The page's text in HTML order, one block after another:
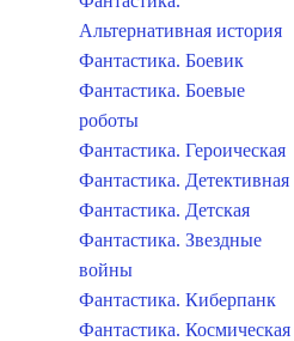
Альтернативная история
Фантастика. Боевик
Фантастика. Боевые
роботы
Фантастика. Героическая
Фантастика. Детективная
Фантастика. Детская
Фантастика. Звездные
войны
Фантастика. Киберпанк
Фантастика. Космическая